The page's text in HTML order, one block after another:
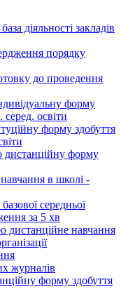
діяльності закладів
порядку
до проведення
форму
серед. освіти
форму здобуття
форму
в школі -
середньої
за 5 хв
дистанційне навчання
журналів
форму здобуття